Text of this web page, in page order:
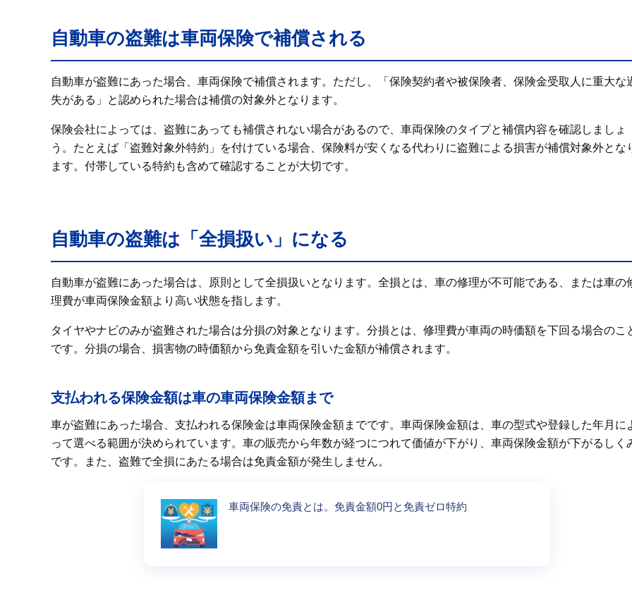
自動車の盗難は車両保険で補償される
自動車が盗難にあった場合、車両保険で補償されます。ただし、「保険契約者や被保険者、保険金受取人に重大な
失がある」と認められた場合は補償の対象外となります。
保険会社によっては、盗難にあっても補償されない場合があるので、車両保険のタイプと補償内容を確認しましょ
う。たとえば「盗難対象外特約」を付けている場合、保険料が安くなる代わりに盗難による損害が補償対象外とな
ます。付帯している特約も含めて確認することが大切です。
自動車の盗難は「全損扱い」になる
自動車が盗難にあった場合は、原則として全損扱いとなります。全損とは、車の修理が不可能である、または車の
理費が車両保険金額より高い状態を指します。
タイヤやナビのみが盗難された場合は分損の対象となります。分損とは、修理費が車両の時価額を下回る場合のこ
です。分損の場合、損害物の時価額から免責金額を引いた金額が補償されます。
支払われる保険金額は車の車両保険金額まで
車が盗難にあった場合、支払われる保険金は車両保険金額までです。車両保険金額は、車の型式や登録した年月に
って選べる範囲が決められています。車の販売から年数が経つにつれて価値が下がり、車両保険金額が下がるしく
です。また、盗難で全損にあたる場合は免責金額が発生しません。
車両保険の免責とは。免責金額0円と免責ゼロ特約